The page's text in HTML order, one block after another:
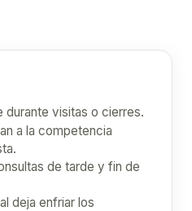
durante visitas o cierres.
a la competencia
de tarde y fin de
deja enfriar los